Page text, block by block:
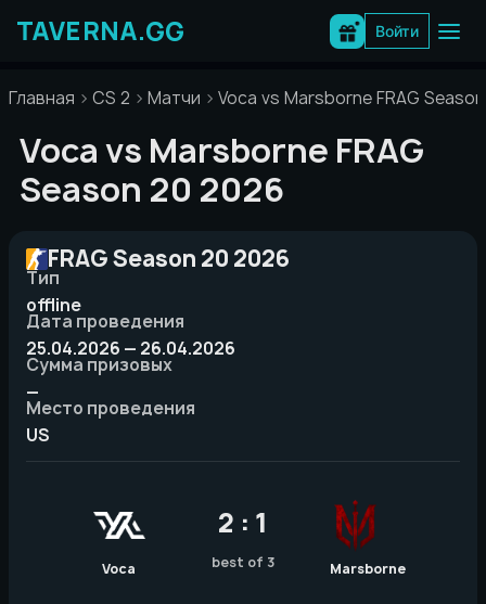
содержимому
Войти
Главная CS 2 Матчи Voca vs Marsborne FRAG
Voca vs Marsborne FRAG
Season 20 2026
FRAG Season 20 2026
Тип
offline
Дата проведения
25.04.2026 — 26.04.2026
Сумма призовых
—
Место проведения
US
Voca
2 : 1
best of 3 Marsborne